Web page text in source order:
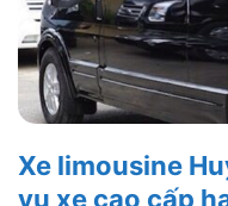
Xe limousine
vụ xe cao cấp